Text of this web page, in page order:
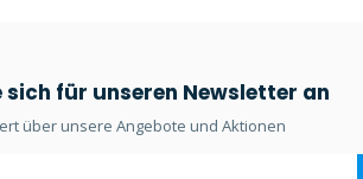
sich für unseren Newsletter an
über unsere Angebote und Aktionen